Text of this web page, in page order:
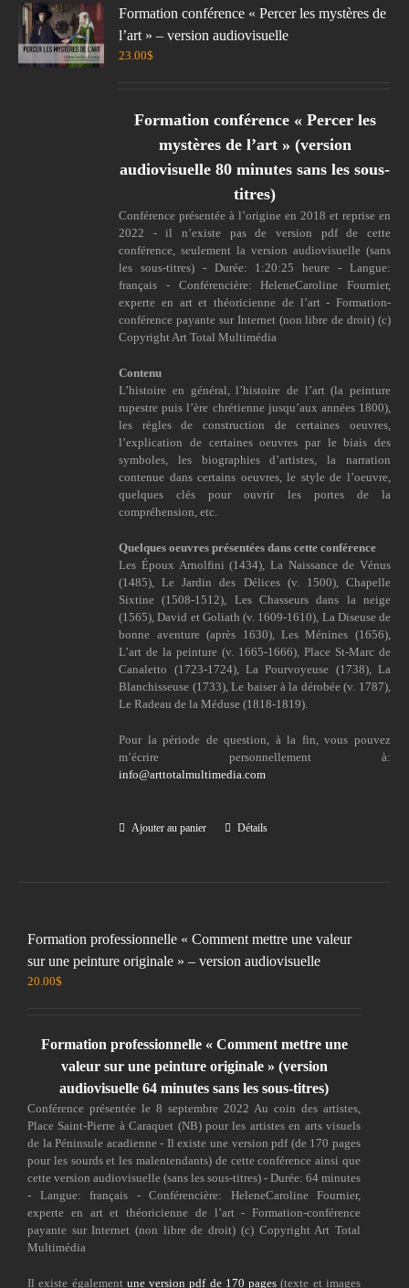
Formation conférence « Percer les mystères de
l’art » – version audiovisuelle
23.00$
Formation conférence « Percer les
mystères de l’art » (version
audiovisuelle 80 minutes sans les sous-
titres)
Conférence présentée à l’origine en 2018 et reprise en
2022 - il n’existe pas de version pdf de cette
conférence, seulement la version audiovisuelle (sans
les sous-titres) - Durée: 1:20:25 heure - Langue:
français - Conférencière: HeleneCaroline Fournier,
experte en art et théoricienne de l’art - Formation-
conférence payante sur Internet (non libre de droit) (c)
Copyright Art Total Multimédia
Contenu
L’histoire en général, l’histoire de l’art (la peinture
rupestre puis l’ère chrétienne jusqu’aux années 1800),
les règles de construction de certaines oeuvres,
l’explication de certaines oeuvres par le biais des
symboles, les biographies d’artistes, la narration
contenue dans certains oeuvres, le style de l’oeuvre,
quelques clés pour ouvrir les portes de la
compréhension, etc.
Quelques oeuvres présentées dans cette conférence
Les Époux Arnolfini (1434), La Naissance de Vénus
(1485), Le Jardin des Délices (v. 1500), Chapelle
Sixtine (1508-1512), Les Chasseurs dans la neige
(1565), David et Goliath (v. 1609-1610), La Diseuse de
bonne aventure (après 1630), Les Ménines (1656),
L’art de la peinture (v. 1665-1666), Place St-Marc de
Canaletto (1723-1724), La Pourvoyeuse (1738), La
Blanchisseuse (1733), Le baiser à la dérobée (v. 1787),
Le Radeau de la Méduse (1818-1819).
Pour la période de question, à la fin, vous pouvez
m’écrire personnellement à:
info@arttotalmultimedia.com
Ajouter au panier Détails
Formation professionnelle « Comment mettre une valeur
sur une peinture originale » – version audiovisuelle
20.00$
Formation professionnelle « Comment mettre une
valeur sur une peinture originale » (version
audiovisuelle 64 minutes sans les sous-titres)
Conférence présentée le 8 septembre 2022 Au coin des artistes,
Place Saint-Pierre à Caraquet (NB) pour les artistes en arts visuels
de la Péninsule acadienne - Il existe une version pdf (de 170 pages
pour les sourds et les malentendants) de cette conférence ainsi que
cette version audiovisuelle (sans les sous-titres) - Durée: 64 minutes
- Langue: français - Conférencière: HeleneCaroline Fournier,
experte en art et théoricienne de l’art - Formation-conférence
payante sur Internet (non libre de droit) (c) Copyright Art Total
Multimédia
Il existe également une version pdf de 170 pages (texte et images